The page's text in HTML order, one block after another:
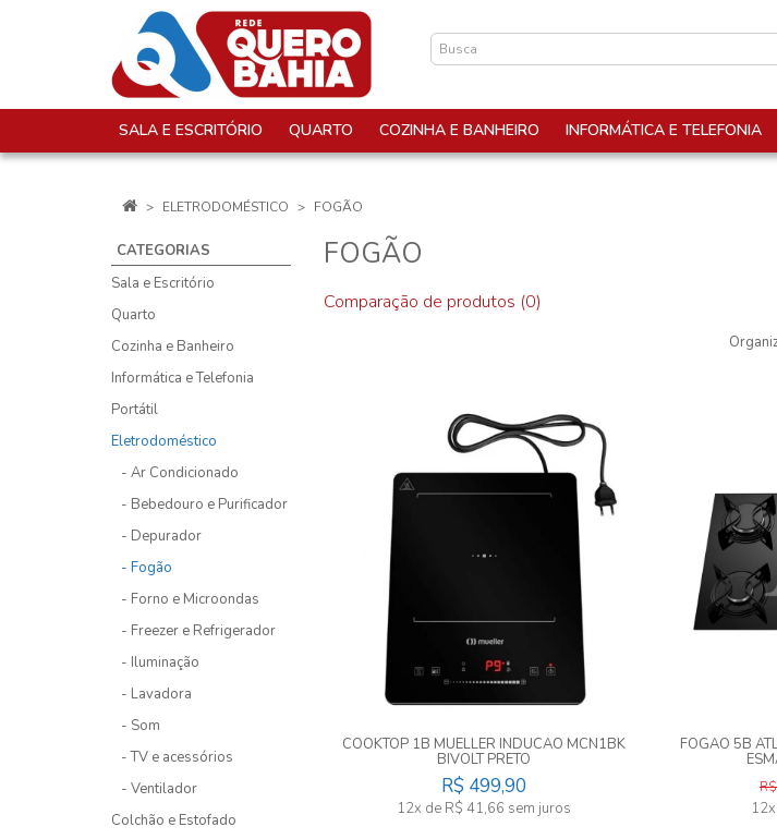
SALA E ESCRITÓRIO QUARTO COZINHA E BANHEIRO INFORMÁTICA E TELEFONIA
ELETRODOMÉSTICO FOGÃO
CATEGORIAS
Sala e Escritório
Quarto
Cozinha e Banheiro
Informática e Telefonia
Portátil
Eletrodoméstico
- Ar Condicionado
- Bebedouro e Purificador
- Depurador
- Fogão
- Forno e Microondas
- Freezer e Refrigerador
- Iluminação
- Lavadora
- Som
- TV e acessórios
- Ventilador
Colchão e Estofado
FOGÃO
Comparação de produtos (0)
COOKTOP 1B MUELLER INDUCAO MCN1BK
BIVOLT PRETO
R$ 499,90
12x de R$ 41,66 sem juros
FOGAO 5B